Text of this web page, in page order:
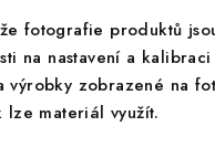
fotografie produktů
na nastavení a
výrobky zobrazené na
materiál využít.